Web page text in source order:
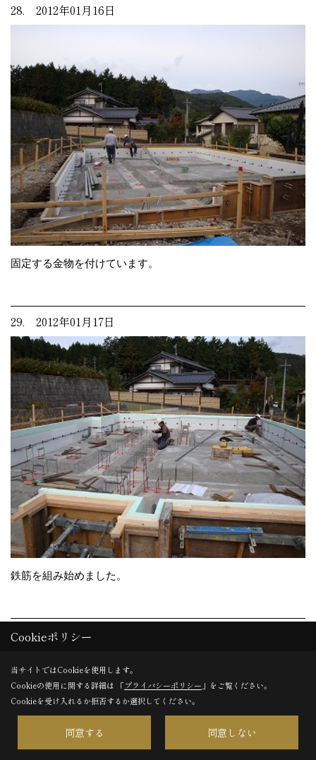
28. 2012年01月16日
固定する金物を付けています。
29. 2012年01月17日
鉄筋を組み始めました。
30. 2012年01月19日
Cookieポリシー
当サイトではCookieを使用します。
Cookieの使用に関する詳細は 「プライバシーポリシー 」をご覧ください。
Cookieを受け入れるか拒否するか選択してください。
同意する 同意しない